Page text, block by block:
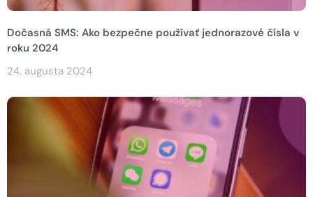
Dočasná SMS: Ako bezpečne používať jednorazové čísla v
roku 2024
24. augusta 2024